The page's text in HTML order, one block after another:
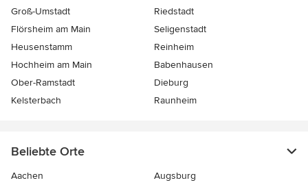
Groß-Umstadt
Riedstadt
Flörsheim am Main
Seligenstadt
Heusenstamm
Reinheim
Hochheim am Main
Babenhausen
Ober-Ramstadt
Dieburg
Kelsterbach
Raunheim
Beliebte Orte
Aachen
Augsburg